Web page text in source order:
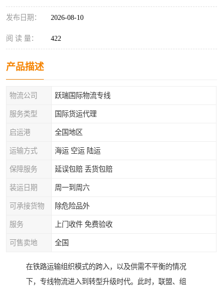
发布日期： 2026-08-10
阅 读 量： 422
产品描述
物流公司 跃瑞国际物流专线
服务类型 国际货运代理
启运港 全国地区
运输方式 海运 空运 陆运
保障服务 延误包赔 丢货包赔
装运日期 周一到周六
可承接货物 除危险品外
服务 上门收件 免费验收
可售卖地 全国
在铁路运输组织模式的跨入，以及供需不平衡的情况
下，专线物流进入到转型升级时代。此时，联盟、组